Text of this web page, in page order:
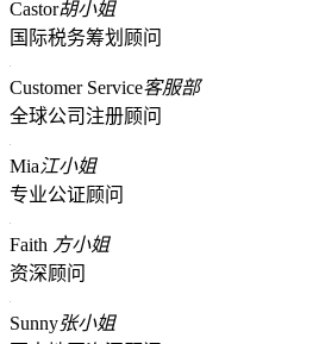
Castor胡小姐
国际税务筹划顾问
Customer Service客服部
全球公司注册顾问
Mia江小姐
专业公证顾问
Faith 方小姐
资深顾问
Sunny张小姐